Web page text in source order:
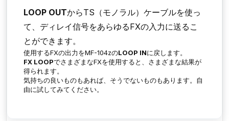
LOOP OUTからTS（モノラル）ケーブルを使っ
て、ディレイ信号をあらゆるFXの入力に送るこ
とができます。
使用するFXの出力をMF-104zのLOOP INに戻します。
FX LOOPでさまざまなFXを使用すると、さまざまな結果が
得られます。
気持ちの良いものもあれば、そうでないものもあります。自
由に試してみてください。